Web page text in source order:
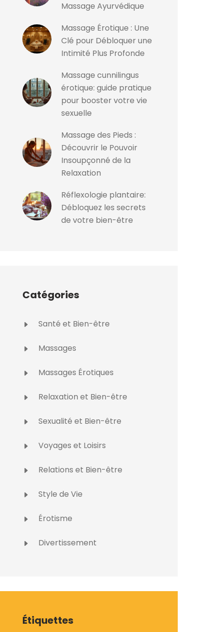
Massage Ayurvédique
Massage Érotique : Une
Clé pour Débloquer une
Intimité Plus Profonde
Massage cunnilingus
érotique: guide pratique
pour booster votre vie
sexuelle
Massage des Pieds :
Découvrir le Pouvoir
Insoupçonné de la
Relaxation
Réflexologie plantaire:
Débloquez les secrets
de votre bien-être
Catégories
Santé et Bien-être
Massages
Massages Érotiques
Relaxation et Bien-être
Sexualité et Bien-être
Voyages et Loisirs
Relations et Bien-être
Style de Vie
Érotisme
Divertissement
Étiquettes